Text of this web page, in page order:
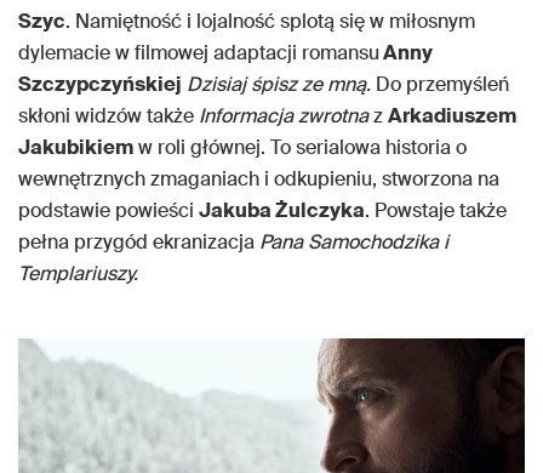
Szyc. Namiętność i lojalność splotą się w miłosnym
dylemacie w filmowej adaptacji romansuAnny
Szczypczyńskiej Dzisiaj śpisz ze mną. Do przemyśleń
skłoni widzów także Informacja zwrotnazArkadiuszem
Jakubikiemw roli głównej. To serialowa historia o
wewnętrznych zmaganiach i odkupieniu, stworzona na
podstawie powieści Jakuba Żulczyka. Powstaje także
pełna przygód ekranizacja Pana Samochodzika i
Templariuszy.